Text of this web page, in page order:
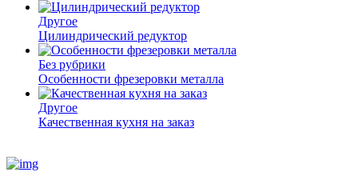
Другое
Цилиндрический редуктор
Без рубрики
Особенности фрезеровки металла
Другое
Качественная кухня на заказ